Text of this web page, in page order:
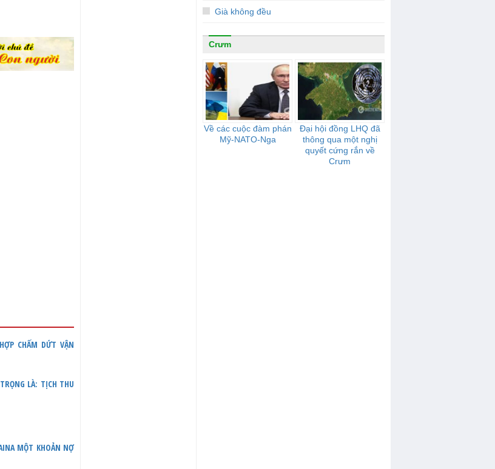
CHẤM DỨT VẬN
LÀ: TỊCH THU
MỘT KHOẢN NỢ
Già không đều
Crưm
Về các cuộc đàm phán
Mỹ-NATO-Nga
Đại hội đồng LHQ đã
thông qua một nghị
quyết cứng rắn về
Crưm